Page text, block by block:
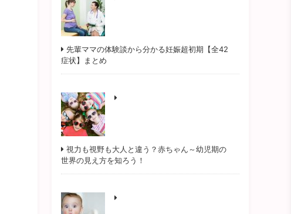
先輩ママの体験談から分かる妊娠超初期【全42
症状】まとめ
視力も視野も大人と違う？赤ちゃん～幼児期の
世界の見え方を知ろう！